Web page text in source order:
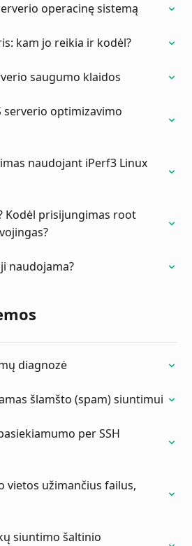
operacinę sistemą
kam jo reikia ir kodėl?
saugumo klaidos
serverio optimizavimo
naudojant iPerf3 Linux
Kodėl prisijungimas root
naudojama?
diagnozė
šlamšto (spam) siuntimui
per SSH
vietos užimančius failus,
siuntimo šaltinio